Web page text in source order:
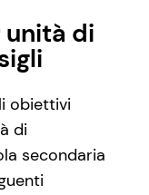
unità di
obiettivi
di
secondaria